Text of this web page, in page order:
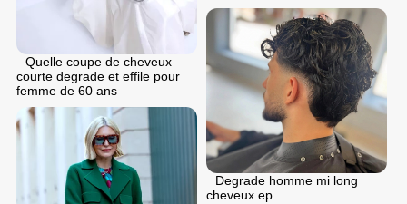
Quelle coupe de cheveux
courte degrade et effile pour
femme de 60 ans
Degrade homme mi long
cheveux ep